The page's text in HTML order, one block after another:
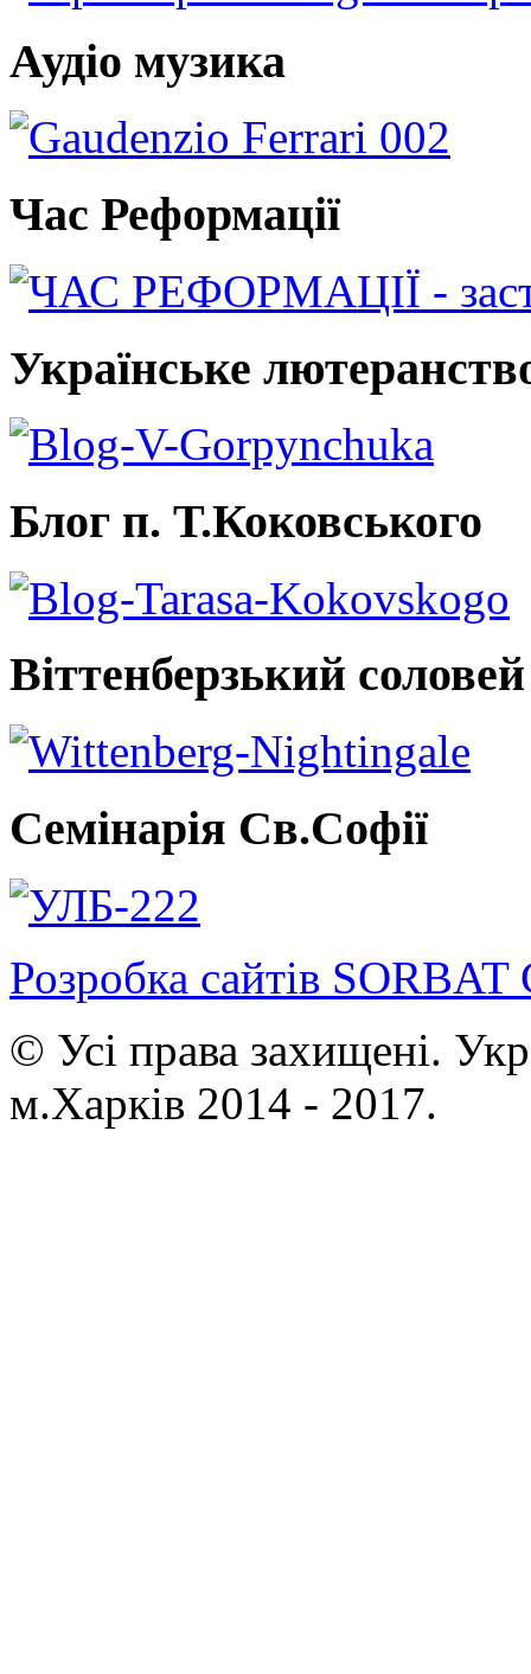
Аудіо музика
Час Реформації
Українське
Блог п. Т.Коковського
Віттенберзький соловей
Семінарія Св.Софії
Розробка сайтів SORBAT
© Усі права захищені.
м.Харків 2014 - 2017.